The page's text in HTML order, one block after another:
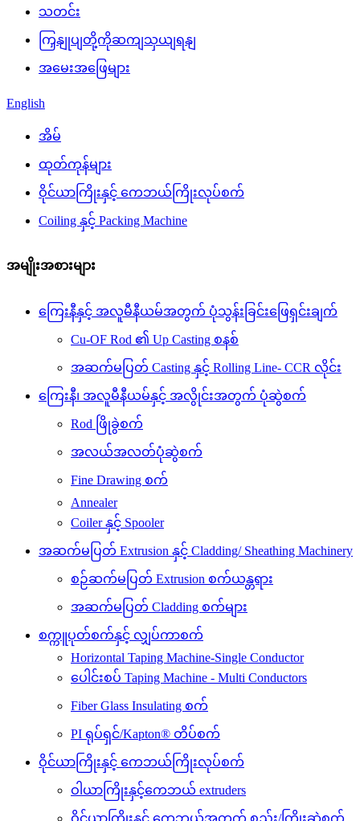
သတင်း
ကြှနျုပျတို့ကိုဆကျသှယျရနျ
အမေးအဖြေများ
English
အိမ်
ထုတ်ကုန်များ
ဝိုင်ယာကြိုးနှင့် ကေဘယ်ကြိုးလုပ်စက်
Coiling နှင့် Packing Machine
အမျိုးအစားများ
ကြေးနီနှင့် အလူမီနီယမ်အတွက် ပုံသွန်းခြင်းဖြေရှင်းချက်
Cu-OF Rod ၏ Up Casting စနစ်
အဆက်မပြတ် Casting နှင့် Rolling Line- CCR လိုင်း
ကြေးနီ၊ အလူမီနီယမ်နှင့် အလွိုင်းအတွက် ပုံဆွဲစက်
Rod ဖြိုခွဲစက်
အလယ်အလတ်ပုံဆွဲစက်
Fine Drawing စက်
Annealer
Coiler နှင့် Spooler
အဆက်မပြတ် Extrusion နှင့် Cladding/ Sheathing Machinery
စဉ်ဆက်မပြတ် Extrusion စက်ယန္တရား
အဆက်မပြတ် Cladding စက်များ
စက္ကူပုတ်စက်နှင့် လျှပ်ကာစက်
Horizontal Taping Machine-Single Conductor
ပေါင်းစပ် Taping Machine - Multi Conductors
Fiber Glass Insulating စက်
PI ရုပ်ရှင်/Kapton® တိပ်စက်
ဝိုင်ယာကြိုးနှင့် ကေဘယ်ကြိုးလုပ်စက်
ဝါယာကြိုးနှင့်ကေဘယ် extruders
ဝိုင်ယာကြိုးနှင့် ကေဘယ်အတွက် စည်း/ကြိုးဆွဲစက်